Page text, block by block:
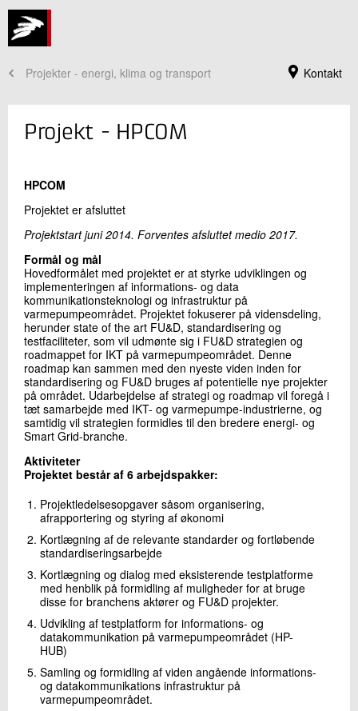
Kontakt
Projekter - energi, klima og transport
Jeg er din kontaktperson
Claus Schøn Poulsen
Centerchef
Køle- og Varmepumpeteknik
+45 72 20 25 14
Send e-mail
Skriv til mig
Send
Projekt - HPCOM
HPCOM
Projektet er afsluttet
Projektstart juni 2014. Forventes afsluttet medio 2017.
Formål og mål
Hovedformålet med projektet er at styrke udviklingen og
implementeringen af informations- og data
kommunikationsteknologi og infrastruktur på
varmepumpeområdet. Projektet fokuserer på vidensdeling,
herunder state of the art FU&D, standardisering og
testfaciliteter, som vil udmønte sig i FU&D strategien og
roadmappet for IKT på varmepumpeområdet. Denne
roadmap kan sammen med den nyeste viden inden for
standardisering og FU&D bruges af potentielle nye projekter
på området. Udarbejdelse af strategi og roadmap vil foregå i
tæt samarbejde med IKT- og varmepumpe-industrierne, og
samtidig vil strategien formidles til den bredere energi- og
Smart Grid-branche.
Aktiviteter
Projektet består af 6 arbejdspakker:
Projektledelsesopgaver såsom organisering,
afrapportering og styring af økonomi
Kortlægning af de relevante standarder og fortløbende
standardiseringsarbejde
Kortlægning og dialog med eksisterende testplatforme
med henblik på formidling af muligheder for at bruge
disse for branchens aktører og FU&D projekter.
Udvikling af testplatform for informations- og
datakommunikation på varmepumpeområdet (HP-
HUB)
Samling og formidling af viden angående informations-
og datakommunikations infrastruktur på
varmepumpeområdet.